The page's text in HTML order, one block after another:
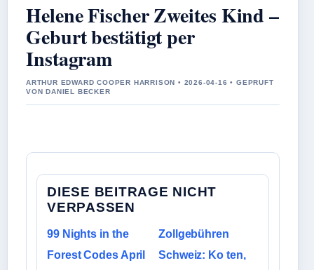
Helene Fischer Zweites Kind –
Geburt bestätigt per
Instagram
ARTHUR EDWARD COOPER HARRISON • 2026-04-16 • GEPRUFT
VON DANIEL BECKER
DIESE BEITRAGE NICHT
VERPASSEN
99 Nights in the
Forest Codes April
Zollgebühren
Schweiz: Ko ten,